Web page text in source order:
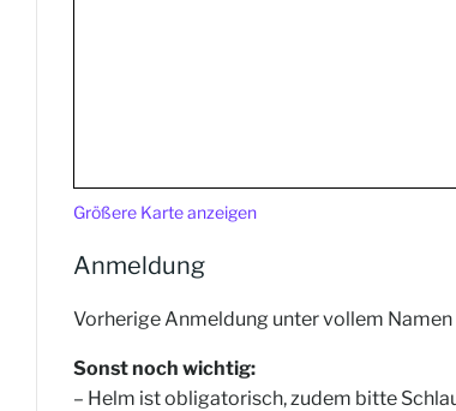
Größere Karte anzeigen
Anmeldung
Vorherige Anmeldung unter vollem
Sonst noch wichtig:
– Helm ist obligatorisch, zudem bitte